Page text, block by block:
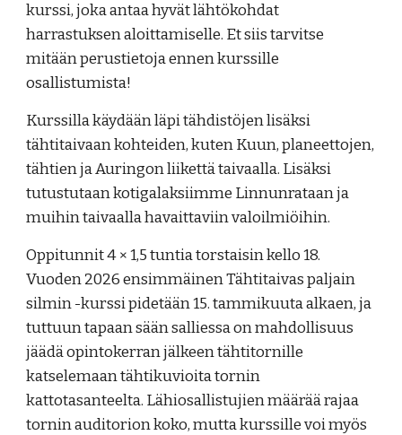
kurssi, joka antaa hyvät lähtökohdat
harrastuksen aloittamiselle. Et siis tarvitse
mitään perustietoja ennen kurssille
osallistumista!
Kurssilla käydään läpi tähdistöjen lisäksi
tähtitaivaan kohteiden, kuten Kuun, planeettojen,
tähtien ja Auringon liikettä taivaalla. Lisäksi
tutustutaan kotigalaksiimme Linnunrataan ja
muihin taivaalla havaittaviin valoilmiöihin.
Oppitunnit 4 × 1,5 tuntia torstaisin kello 18.
Vuoden 2026 ensimmäinen Tähtitaivas paljain
silmin -kurssi pidetään 15. tammikuuta alkaen, ja
tuttuun tapaan sään salliessa on mahdollisuus
jäädä opintokerran jälkeen tähtitornille
katselemaan tähtikuvioita tornin
kattotasanteelta. Lähiosallistujienmäärää rajaa
tornin auditorion koko, mutta kurssille voi myös